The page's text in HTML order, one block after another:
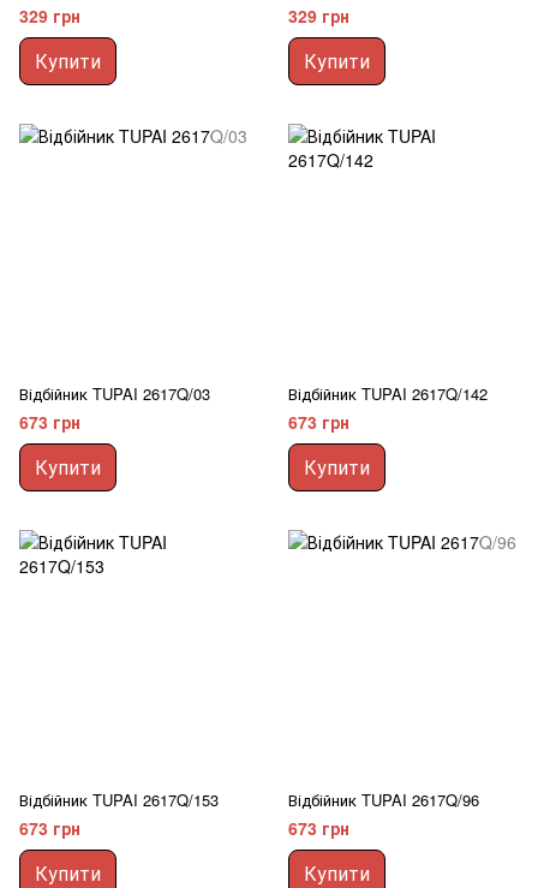
329 грн
Купити
329 грн
Купити
Відбійник TUPAI 2617Q/03
673 грн
Купити
Відбійник TUPAI 2617Q/142
673 грн
Купити
Відбійник TUPAI 2617Q/153
673 грн
Купити
Відбійник TUPAI 2617Q/96
673 грн
Купити